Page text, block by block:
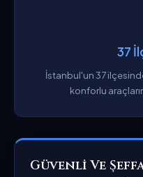
37
İstanbul'un 37
konforlu
Güvenli Ve